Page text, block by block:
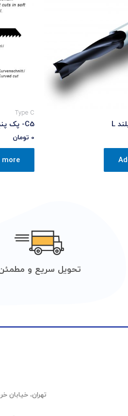
Type C
C5- پک پنج عددی
0 تومان
more
تحویل سریع و
تهران، خیابان